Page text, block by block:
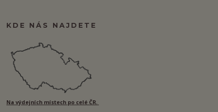
KDE NÁS NAJDETE
Na výdejních místech po celé ČR.